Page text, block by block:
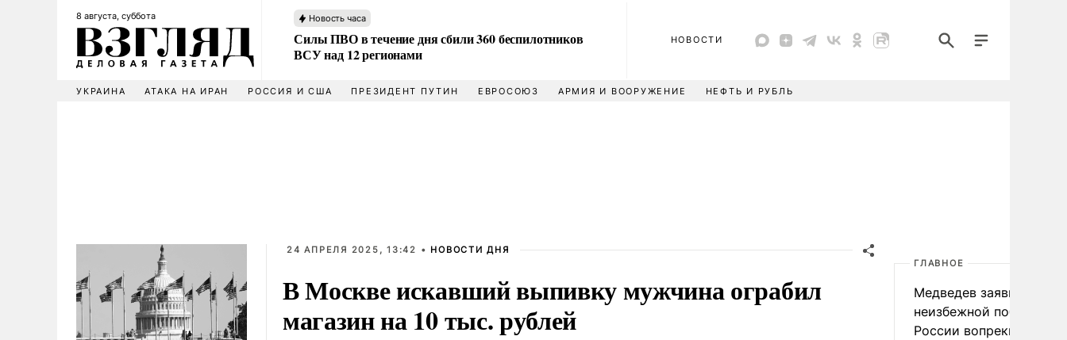
8 августа, суббота Новость часа
Силы ПВО в течение дня сбили 360 беспилотников
ВСУ над 12 регионами
НОВОСТИ
УКРАИНА АТАКА НА ИРАН РОССИЯ И США ПРЕЗИДЕНТ ПУТИН ЕВРОСОЮЗ АРМИЯ И ВООРУЖЕНИЕ НЕФТЬ И РУБЛЬ
24 АПРЕЛЯ 2025, 13:42 • НОВОСТИ ДНЯ
В Москве искавший выпивку мужчина ограбил
магазин на 10 тыс. рублей
ГЛАВНОЕ
Медведев заявил о
неизбежной победе
России вопреки словам